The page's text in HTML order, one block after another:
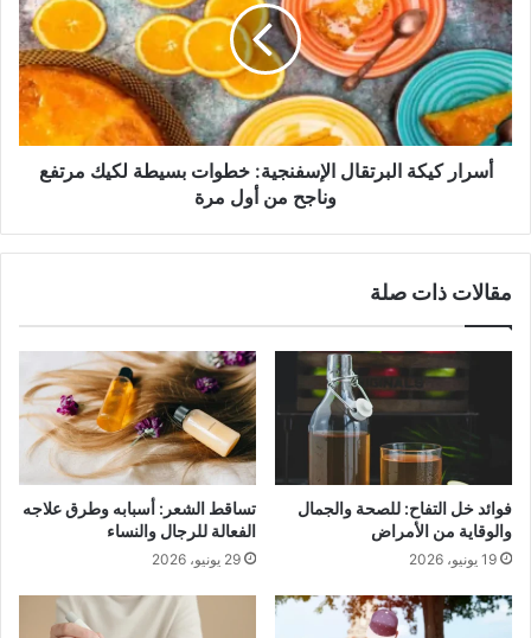
الإسفنجية:
خطوات
بسيطة
لكيك
مرتفع
وناجح
منأسرار كيكة البرتقال الإسفنجية: خطوات بسيطة لكيك مرتفع
وناجح من أول مرة
مقالات ذات صلة
فوائد خل التفاح: للصحة والجمال
والوقاية من الأمراض
19 يونيو، 2026
تساقط الشعر: أسبابه وطرق علاجه
الفعالة للرجال والنساء
29 يونيو، 2026